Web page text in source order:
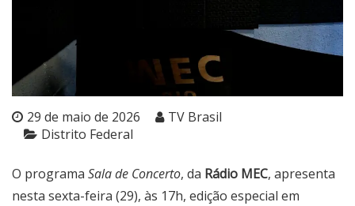
29 de maio de 2026
TV Brasil
Distrito Federal
O programa Sala de Concerto, da Rádio MEC, apresenta
nesta sexta-feira (29), às 17h, edição especial em